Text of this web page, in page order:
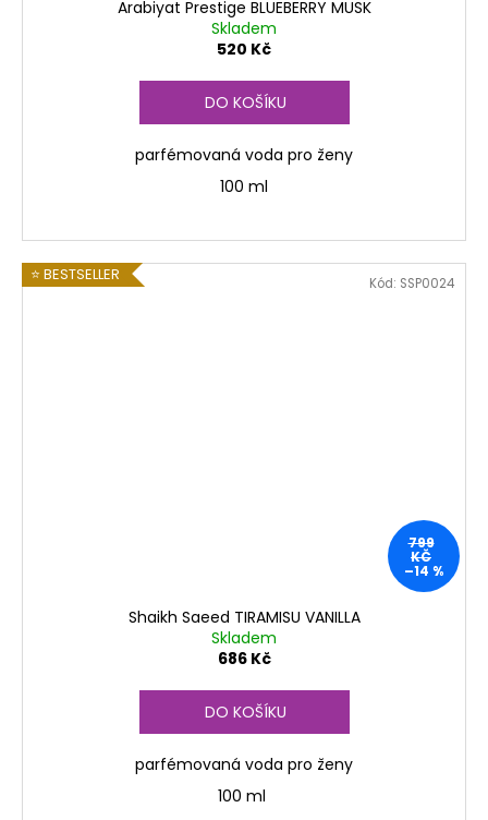
Arabiyat Prestige BLUEBERRY MUSK
Skladem
520 Kč
DO KOŠÍKU
parfémovaná voda pro ženy
100 ml
⭐ BESTSELLER
799
KČ
–14 %
Shaikh Saeed TIRAMISU VANILLA
Skladem
686 Kč
DO KOŠÍKU
parfémovaná voda pro ženy
100 ml
Kód: SSP0024